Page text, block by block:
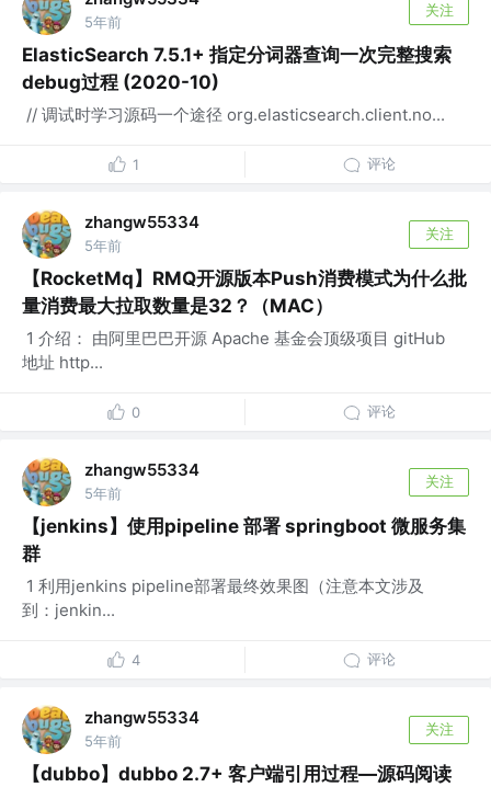
5年前
关注
ElasticSearch 7.5.1+ 指定分词器查询一次完整搜索
debug过程 (2020-10)
​ // 调试时学习源码一个途径 org.elasticsearch.client.no...
1 评论
zhangw55334
5年前
关注
【RocketMq】RMQ开源版本Push消费模式为什么批
量消费最大拉取数量是32？（MAC）
​ 1 介绍： 由阿里巴巴开源 Apache 基金会顶级项目 gitHub
地址 http...
0 评论
zhangw55334
5年前
关注
【jenkins】使用pipeline 部署 springboot 微服务集
群
​ 1 利用jenkins pipeline部署最终效果图（注意本文涉及
到：jenkin...
4 评论
zhangw55334
5年前
关注
【dubbo】dubbo 2.7+ 客户端引用过程—源码阅读